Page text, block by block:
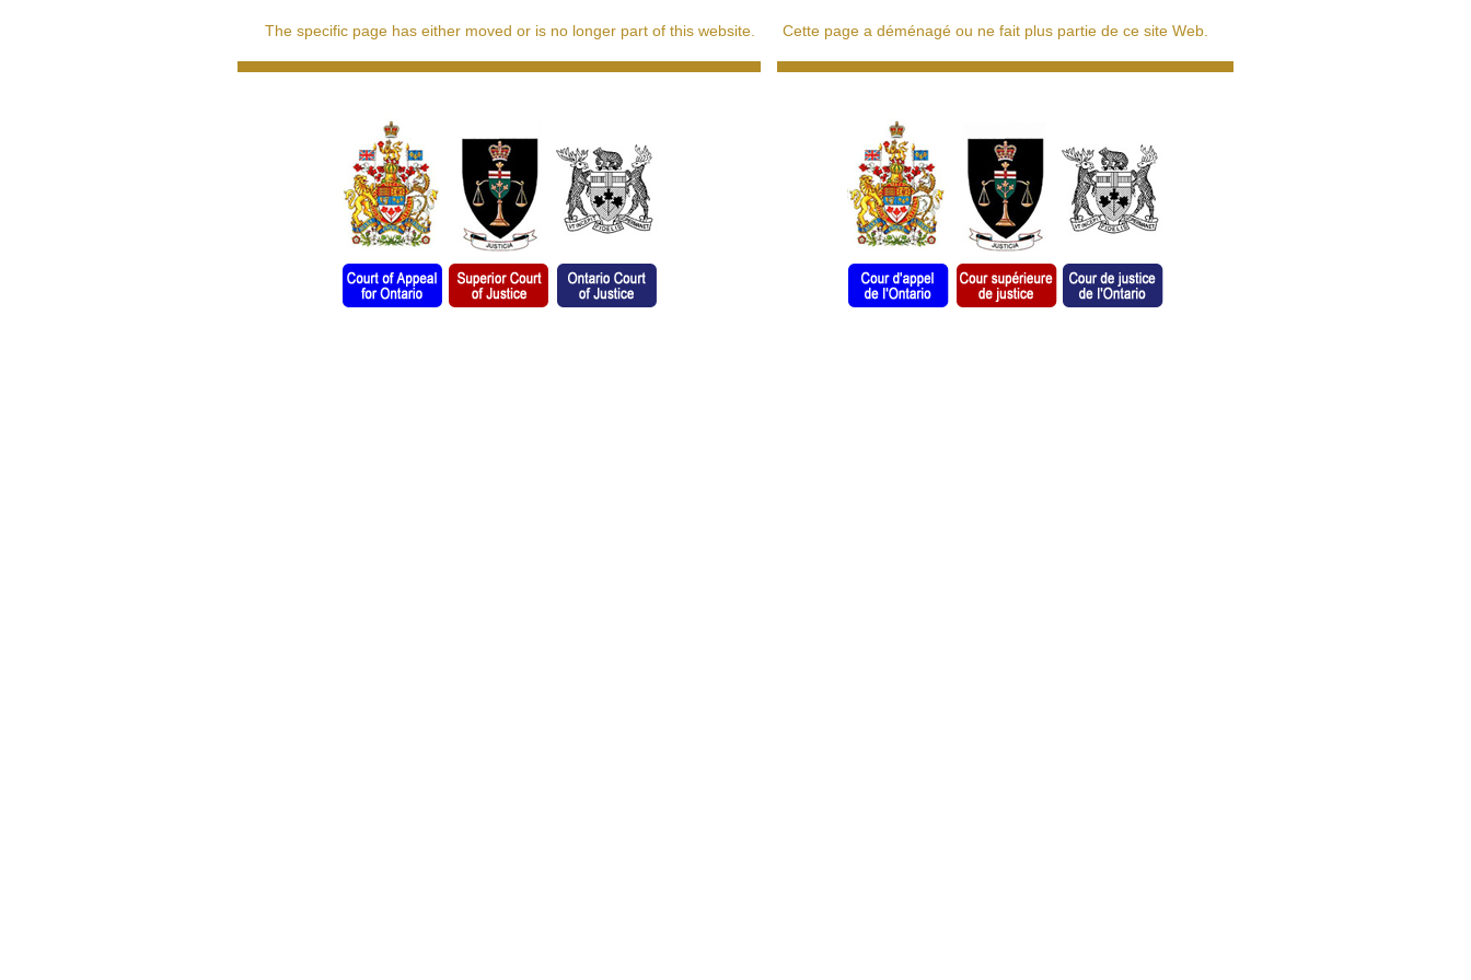
The specific page has either moved or is no longer part of this website. Cette page a déménagé ou ne fait plus partie de ce site Web.